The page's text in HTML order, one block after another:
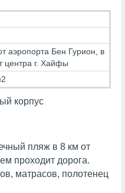
аэропорта Бен Гурион, в
центра г. Хайфы
корпус
пляж в 8 км от
проходит дорога.
матрасов, полотенец